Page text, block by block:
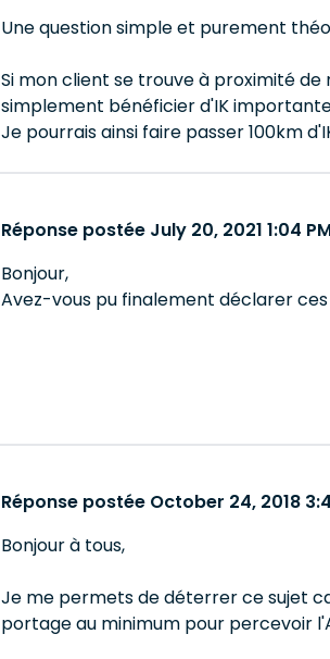
Une question simple et purement
Si mon client se trouve à proximité
simplement bénéficier d'IK
Je pourrais ainsi faire passer 100km
Réponse postée July 20, 2021 1:04
Bonjour,
Avez-vous pu finalement déclarer
Réponse postée October 24, 2018
Bonjour à tous,
Je me permets de déterrer ce sujet
portage au minimum pour percevoir